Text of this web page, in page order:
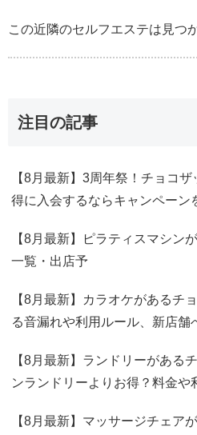
この近隣のセルフエステは見つ
注目の記事
【8月最新】3周年祭！チョコ
得に入会するならキャンペーン
【8月最新】ピラティスマシン
一覧・出店予
【8月最新】カラオケがあるチ
る音漏れや利用ルール、新店舗
【8月最新】ランドリーがある
ンランドリーよりお得？料金や
【8月最新】マッサージチェア